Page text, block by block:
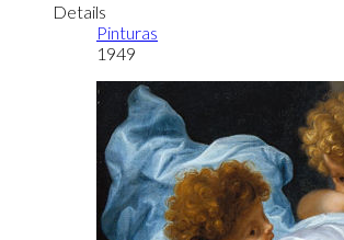
Details
Pinturas
1949